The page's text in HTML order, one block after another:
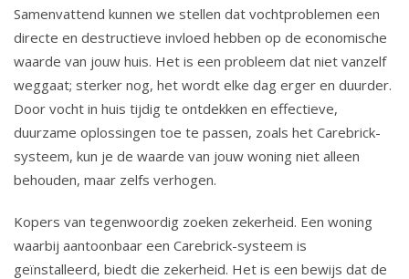
Samenvattend kunnen we stellen dat vochtproblemen een
directe en destructieve invloed hebben op de economische
waarde van jouw huis. Het is een probleem dat niet vanzelf
weggaat; sterker nog, het wordt elke dag erger en duurder.
Door vocht in huis tijdig te ontdekken en effectieve,
duurzame oplossingen toe te passen, zoals het Carebrick-
systeem, kun je de waarde van jouw woning niet alleen
behouden, maar zelfs verhogen.
Kopers van tegenwoordig zoeken zekerheid. Een woning
waarbij aantoonbaar een Carebrick-systeem is
geïnstalleerd, biedt die zekerheid. Het is een bewijs dat de